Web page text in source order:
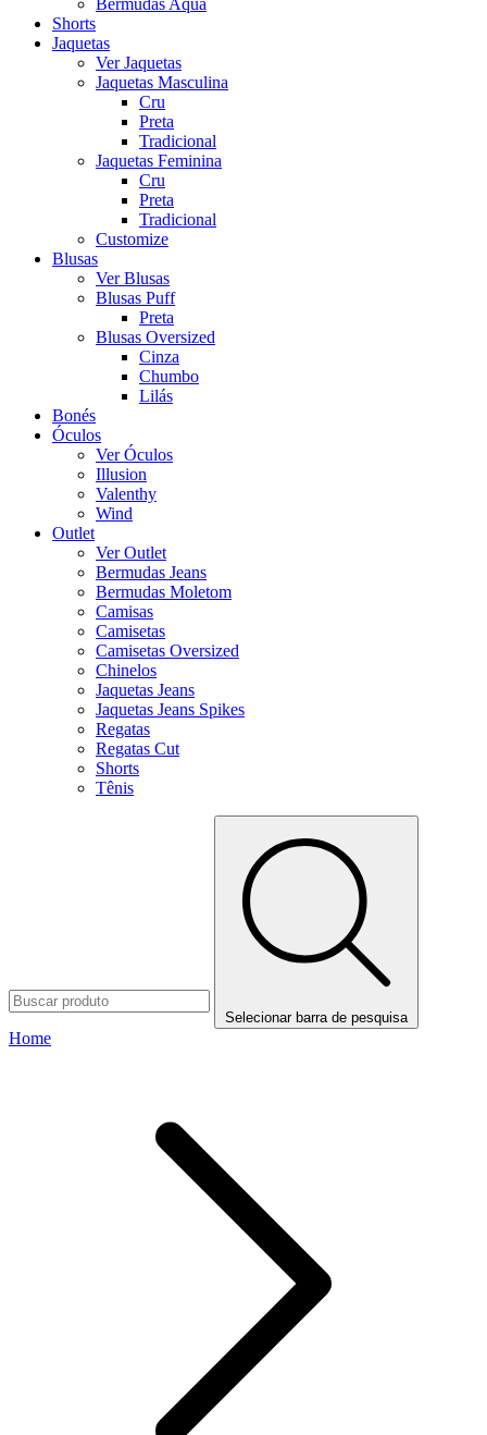
Bermudas Aqua
Shorts
Jaquetas
Ver Jaquetas
Jaquetas Masculina
Cru
Preta
Tradicional
Jaquetas Feminina
Cru
Preta
Tradicional
Customize
Blusas
Ver Blusas
Blusas Puff
Preta
Blusas Oversized
Cinza
Chumbo
Lilás
Bonés
Óculos
Ver Óculos
Illusion
Valenthy
Wind
Outlet
Ver Outlet
Bermudas Jeans
Bermudas Moletom
Camisas
Camisetas
Camisetas Oversized
Chinelos
Jaquetas Jeans
Jaquetas Jeans Spikes
Regatas
Regatas Cut
Shorts
Tênis
Selecionar barra de pesquisa
Home